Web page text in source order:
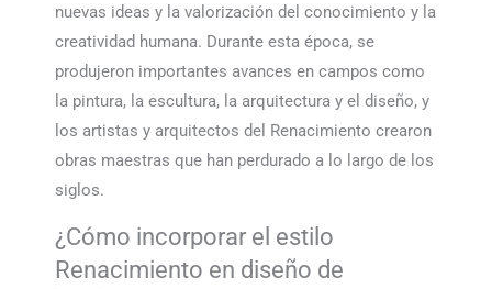
nuevas ideas y la valorización del conocimiento y la
creatividad humana. Durante esta época, se
produjeron importantes avances en campos como
la pintura, la escultura, la arquitectura y el diseño, y
los artistas y arquitectos del Renacimiento crearon
obras maestras que han perdurado a lo largo de los
siglos.
¿Cómo incorporar el estilo
Renacimiento en diseño de